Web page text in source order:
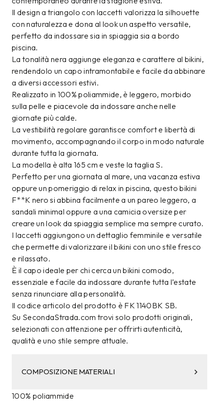
Il design a triangolo con laccetti valorizza la silhouette
con naturalezza e dona al look un aspetto versatile,
perfetto da indossare sia in spiaggia sia a bordo
piscina.
La tonalità nera aggiunge eleganza e carattere al bikini,
rendendolo un capo intramontabile e facile da abbinare
a diversi accessori estivi.
Realizzato in 100% poliammide, è leggero, morbido
sulla pelle e piacevole da indossare anche nelle
giornate più calde.
La vestibilità regolare garantisce comfort e libertà di
movimento, accompagnando il corpo in modo naturale
durante tutta la giornata.
La modella è alta 165 cm e veste la taglia S.
Perfetto per una giornata al mare, una vacanza estiva
oppure un pomeriggio di relax in piscina, questo bikini
F**K nero si abbina facilmente a un pareo leggero, a
sandali minimal oppure a una camicia oversize per
creare un look da spiaggia semplice ma sempre curato.
I laccetti aggiungono un dettaglio femminile e versatile
che permette di valorizzare il bikini con uno stile fresco
e rilassato.
È il capo ideale per chi cerca un bikini comodo,
essenziale e facile da indossare durante tutta l’estate
senza rinunciare alla personalità.
Il codice articolo del prodotto è FK 1140BK SB.
Su SecondaStrada.com trovi solo prodotti originali,
selezionati con attenzione per offrirti autenticità,
qualità e uno stile sempre attuale.
COMPOSIZIONE MATERIALI
100% poliammide